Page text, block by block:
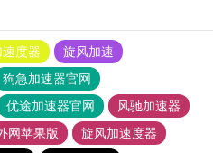
度器
旋风加速
狗急加速器官网
优途加速器官网
风驰加速器
网苹果版 旋风加速度器